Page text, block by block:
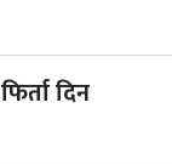
दिन